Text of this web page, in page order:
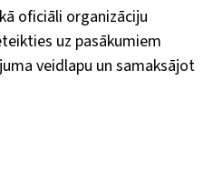
oficiāli organizāciju
uz pasākumiem
veidlapu un samaksājot